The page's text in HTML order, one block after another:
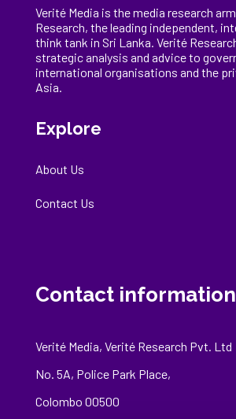
Verité Media is the media research
Research, theleading independent,
think tank in Sri Lanka. Verité
strategic analysis and advice to
international organisations and the
Asia.
Explore
About Us
Contact Us
Contact information
Verité Media, Verité Research Pvt. Ltd
No. 5A, Police Park Place,
Colombo 00500